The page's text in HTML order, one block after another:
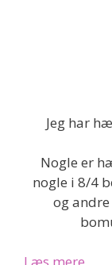
Jeg har
Nogle er
nogle i 8/4
og